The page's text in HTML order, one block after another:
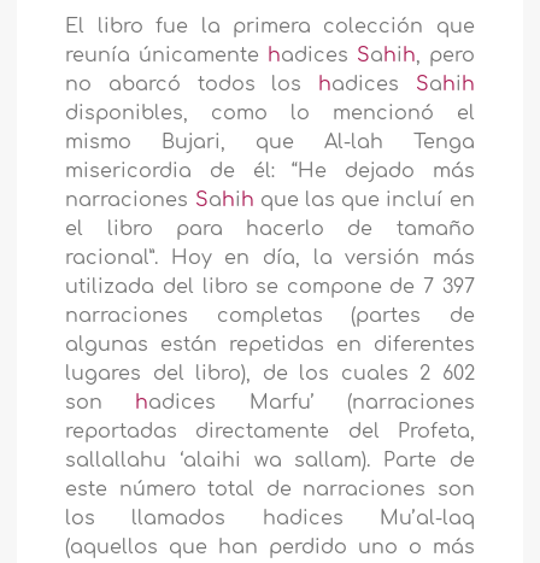
El libro fue la primera colección que
reunía únicamente hadices Sahih, pero
no abarcó todos los hadices Sahih
disponibles, como lo mencionó el
mismo Bujari, que Al-lah Tenga
misericordia de él: “He dejado más
narraciones Sahih que las que incluí en
el libro para hacerlo de tamaño
racional”. Hoy en día, la versión más
utilizada del libro se compone de 7 397
narraciones completas (partes de
algunas están repetidas en diferentes
lugares del libro), de los cuales 2 602
son hadices Marfu’ (narraciones
reportadas directamente del Profeta,
sallallahu ‘alaihi wa sallam). Parte de
este número total de narraciones son
los llamados hadices Mu’al-laq
(aquellos que han perdido uno o más